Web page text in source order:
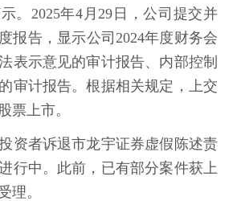
。2025年4月29日，公司提交并
报告，显示公司2024年度财务会
表示意见的审计报告、内部控制
审计报告。根据相关规定，上交
票上市。
资者诉退市龙宇证券虚假陈述责
行中。此前，已有部分案件获上
理。